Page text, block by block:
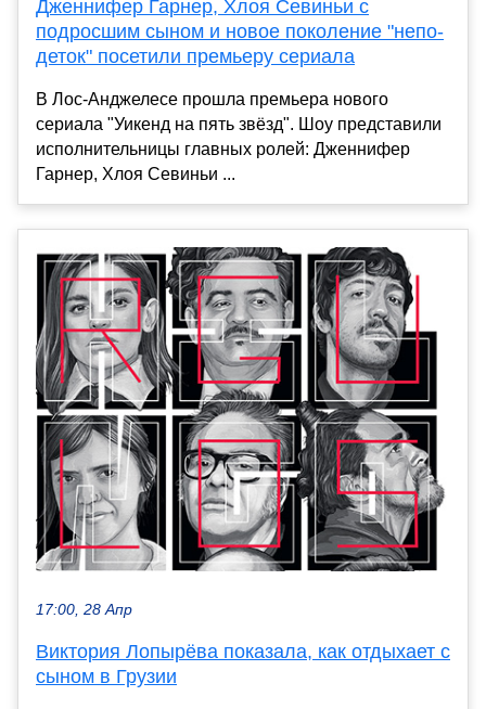
Дженнифер Гарнер, Хлоя Севиньи с
подросшим сыном и новое поколение "непо-
деток" посетили премьеру сериала
В Лос-Анджелесе прошла премьера нового
сериала "Уикенд на пять звёзд". Шоу представили
исполнительницы главных ролей: Дженнифер
Гарнер, Хлоя Севиньи ...
17:00, 28 Апр
Виктория Лопырёва показала, как отдыхает с
сыном в Грузии